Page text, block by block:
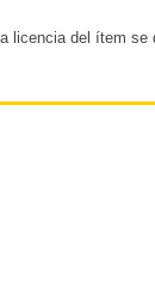
licencia del ítem se